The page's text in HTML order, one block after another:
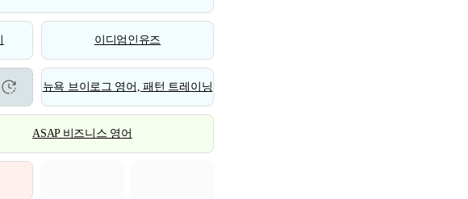
이디엄인유즈
뉴욕 브이로그 영어, 패턴 트레이닝
ASAP 비즈니스 영어